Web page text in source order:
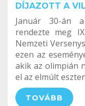
DÍJAZOTT A
Január 30-án
rendezte meg
Nemzeti
ezen az
akik az olimpián
el az elmúlt
TOVÁBB